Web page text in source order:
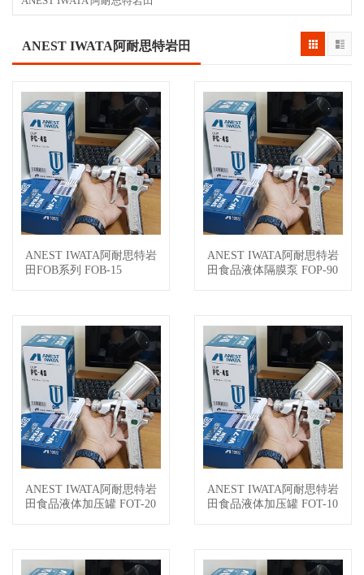
ANEST IWATA阿耐思特岩田
查看详情
ANEST IWATA阿耐思特岩
田FOB系列 FOB-15
查看详情
ANEST IWATA阿耐思特岩
田食品液体隔膜泵 FOP-90
查看详情
ANEST IWATA阿耐思特岩
田食品液体加压罐 FOT-20
查看详情
ANEST IWATA阿耐思特岩
田食品液体加压罐 FOT-10